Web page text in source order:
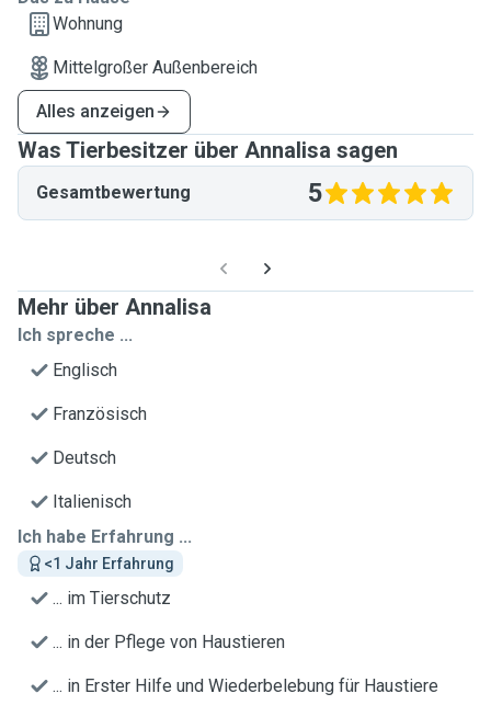
Wohnung
Mittelgroßer Außenbereich
Alles anzeigen
Was Tierbesitzer über Annalisa sagen
Gesamtbewertung 5
Mehr über Annalisa
Ich spreche ...
Englisch
Französisch
Deutsch
Italienisch
Ich habe Erfahrung ...
<1 Jahr Erfahrung
... im Tierschutz
... in der Pflege von Haustieren
... in Erster Hilfe und Wiederbelebung für Haustiere